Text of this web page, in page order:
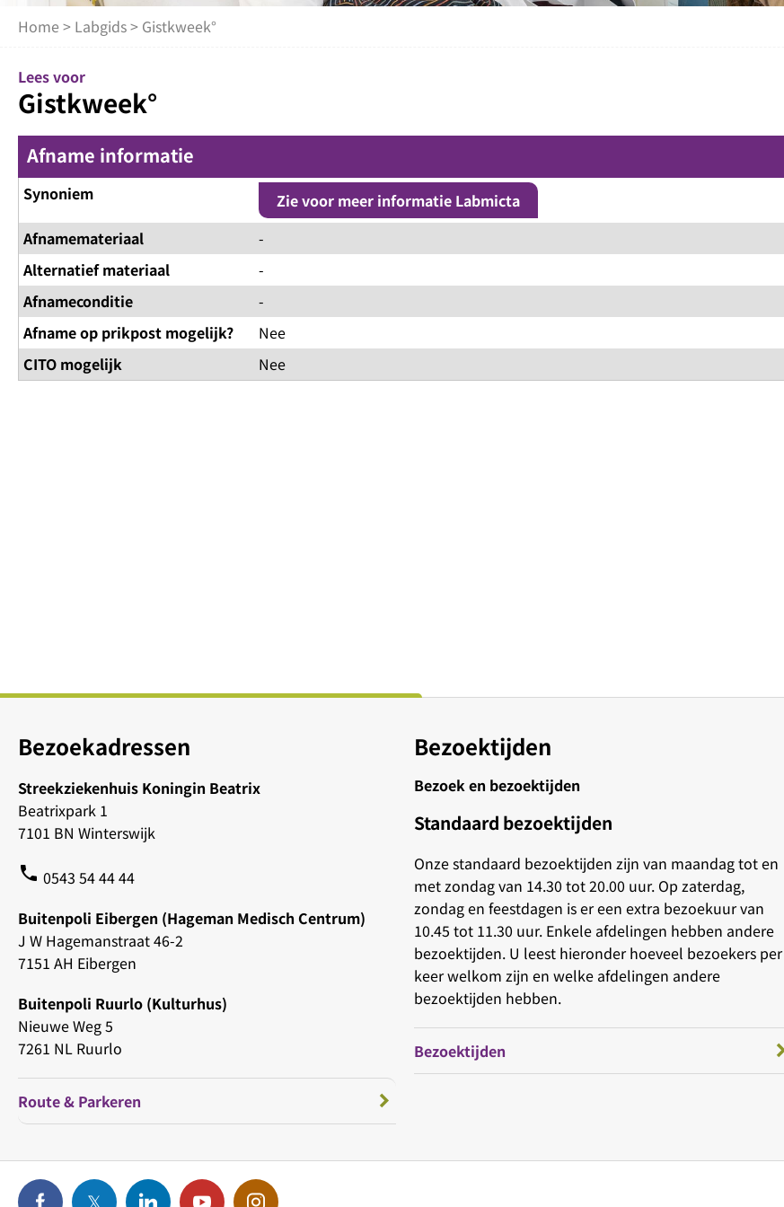
Home > Labgids> Gistkweek°
Lees voor
Gistkweek°
Afname informatie
Synoniem
Zie voor meer informatie Labmicta
Afnamemateriaal
-
Alternatief materiaal
-
Afnameconditie
-
Afname op prikpost mogelijk?
Nee
CITO mogelijk
Nee
Bezoekadressen
Streekziekenhuis Koningin Beatrix
Beatrixpark 1
7101 BN Winterswijk
phone 0543 54 44 44
Buitenpoli Eibergen (Hageman Medisch Centrum)
J W Hagemanstraat 46-2
7151 AH Eibergen
Buitenpoli Ruurlo (Kulturhus)
Nieuwe Weg 5
7261 NL Ruurlo
Route & Parkeren
Bezoektijden
Bezoek en bezoektijden
Standaard bezoektijden
Onze standaard bezoektijden zijn van maandag tot en
met zondag van 14.30 tot 20.00 uur. Op zaterdag,
zondag en feestdagen is er een extra bezoekuur van
10.45 tot 11.30 uur. Enkele afdelingen hebben andere
bezoektijden. U leest hieronder hoeveel bezoekers per
keer welkom zijn en welke afdelingen andere
bezoektijden hebben.
Bezoektijden